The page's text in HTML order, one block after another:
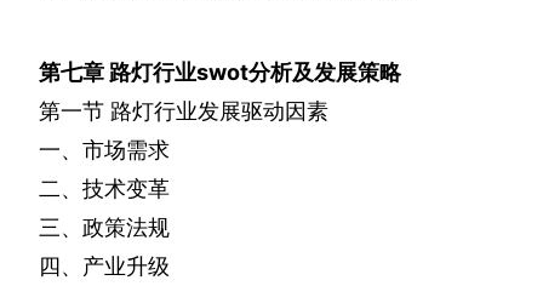
第七章 路灯行业swot分析及发展策略
第一节 路灯行业发展驱动因素
一、市场需求
二、技术变革
三、政策法规
四、产业升级